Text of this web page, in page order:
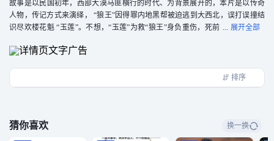
故事是以民国初年，西部大漠马匪横行的时代、为背景展开的，本片是以传奇
人物，传记方式来演绎， “狼王”因得罪内地黑帮被迫逃到大西北，误打误撞结
识尽欢楼花魁 “玉莲”。不想，“玉莲”为救“狼王”身负重伤，死前
愿之托的“狼王”自知身单力薄，难以实现这件不可能完成的任务，于是在机缘巧
子灰狼”、力大无穷的“铁匠黑狼”、孤胆游侠“独狼”等人、最终聚齐七位奇人异
士并组成“狼族战队”，誓与土匪头子“鬼王”分个你死我活……大漠中七匹狼行走
排序
猜你喜欢 换一换